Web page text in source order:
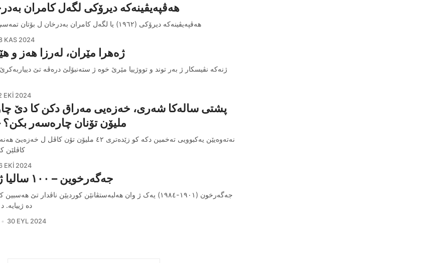
هه‌ڤپه‌یڤینه‌که‌ دیرۆکی لگه‌ل کامران به‌درخان
KAS 2024
ژەھرا مێران، لەرزا ھەز و
ژنەکە نڤیسکار ژ بەر توند و تووژییا مێرێ خوە ژ ستەنبۆلێ درەڤە تێ
EKI 2024
پشتی سالەکا شەری، خەزەیی مەراق دکن کا دێ
ملیۆن تۆنان چارەسەر
کاڤلێن کو د
EKI 2024
جەگەرخوین – ١٠٠ سالیا ژیانا ھونەری
دە ژییایە.
30 EYL 2024